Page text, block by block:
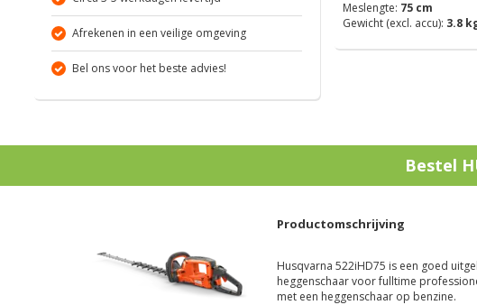
Afrekenen in een veilige omgeving
Bel ons voor het beste advies!
Meslengte: 75 cm
Gewicht (excl. accu): 3.8
Bestel
Productomschrijving
Husqvarna 522iHD75 is een goed
heggenschaar voor fulltime
met een heggenschaar op benzine.